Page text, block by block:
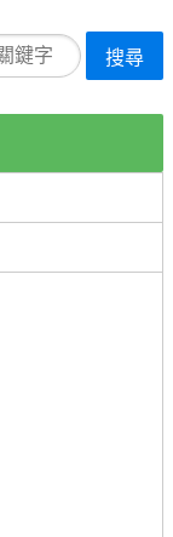
搜尋